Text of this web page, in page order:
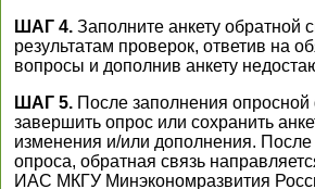
ШАГ 4. Заполните анкету обратной
результатам проверок, ответив на
вопросы и дополнив анкету
ШАГ 5. После заполнения
завершить опрос или сохранить
изменения и/или дополнения.
опроса, обратная связь
ИАС МКГУ Минэкономразвития